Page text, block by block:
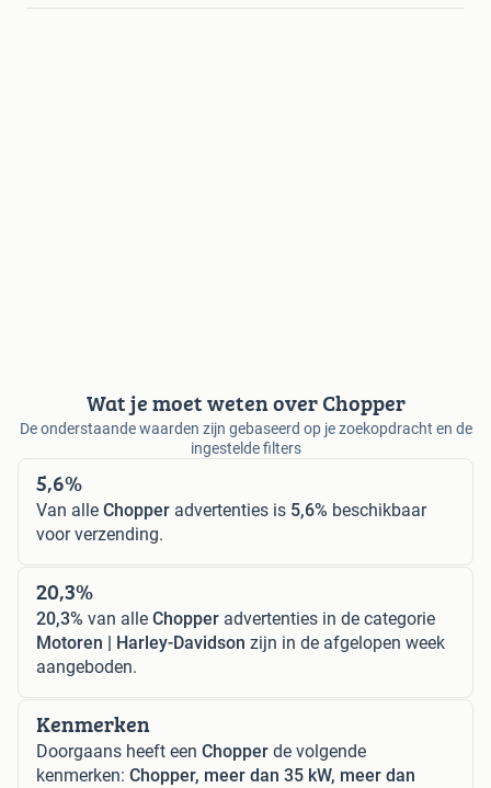
Wat je moet weten over Chopper
De onderstaande waarden zijn gebaseerd op je zoekopdracht en de
ingestelde filters
5,6%
Van alle Chopper advertenties is 5,6% beschikbaar
voor verzending.
20,3%
20,3% van alle Chopper advertenties in de categorie
Motoren | Harley-Davidson zijn in de afgelopen week
aangeboden.
Kenmerken
Doorgaans heeft een Chopper de volgende
kenmerken: Chopper, meer dan 35 kW, meer dan